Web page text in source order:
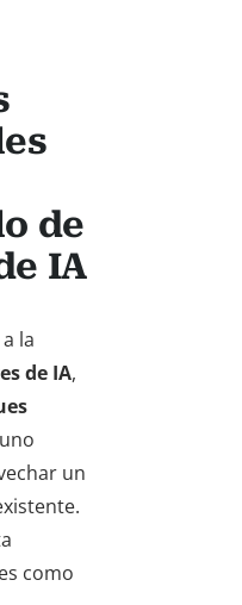
de
IA
la
de IA,
un
como